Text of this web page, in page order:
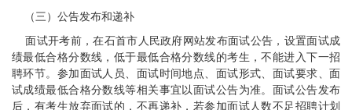
（三）公告发布和递补
面试开考前，在石首市人民政府网站发布面试公告，设置面试成
绩最低合格分数线，低于最低合格分数线的考生，不能进入下一招
聘环节。参加面试人员、面试时间地点、面试形式、面试要求、面
试成绩最低合格分数线等相关事宜以面试公告为准。面试公告发布
后，有考生放弃面试的，不再递补，若参加面试人数不足招聘计划